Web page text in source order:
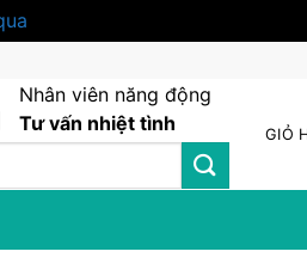
Nhân viên năng động
Tư vấn nhiệt tình
GIỎ